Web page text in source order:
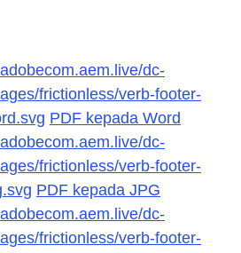
dc-
frictionless/verb-footer-
PDF kepada Word
dc-
frictionless/verb-footer-
PDF kepada JPG
dc-
frictionless/verb-footer-